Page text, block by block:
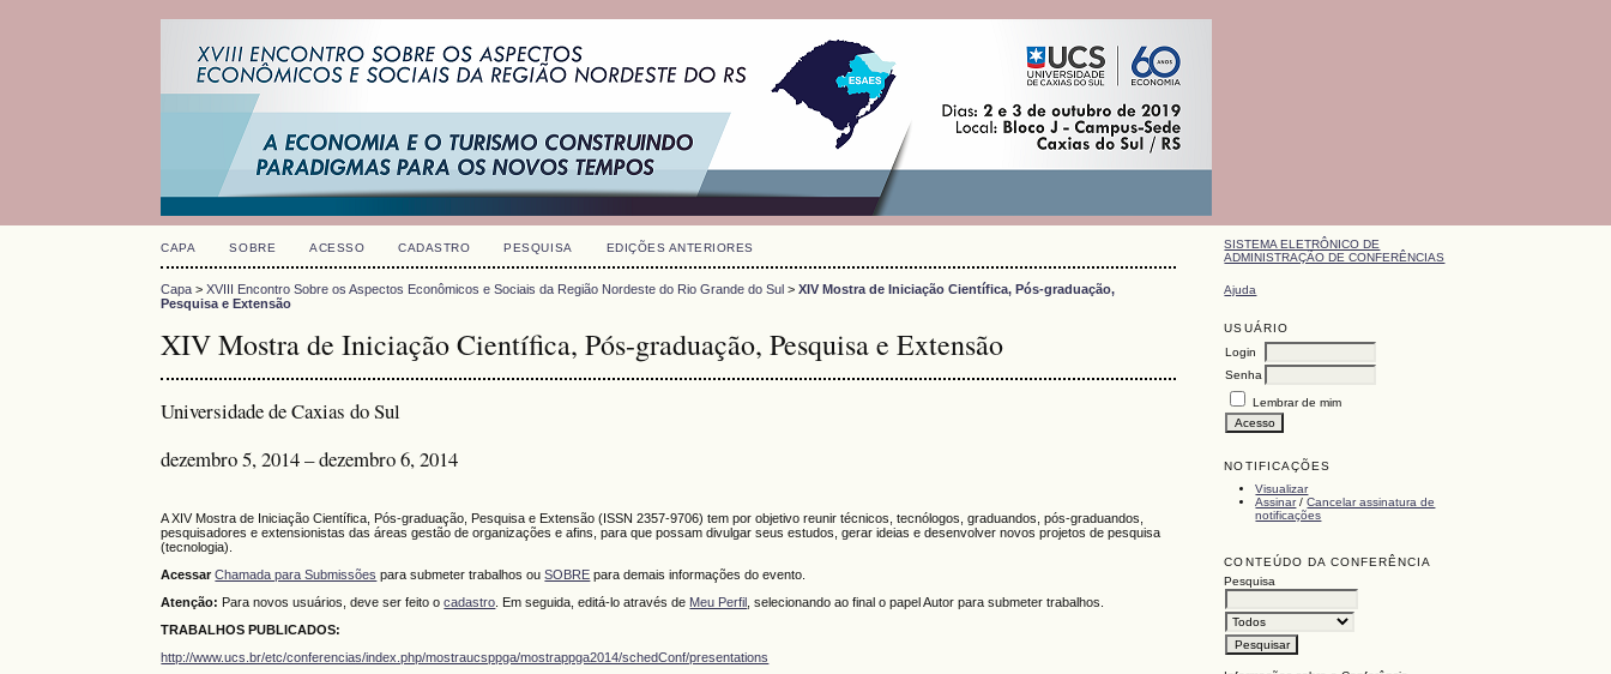
SISTEMA ELETRÔNICO DE
ADMINISTRAÇÃO DE CONFERÊNCIAS
Ajuda
USUÁRIO
Login
Senha
Lembrar de mim
NOTIFICAÇÕES
Visualizar
Assinar/Cancelar assinatura de
notificações
CONTEÚDO DA CONFERÊNCIA
Pesquisa
CAPA SOBRE ACESSO CADASTRO PESQUISA EDIÇÕES ANTERIORES
Capa >XVIII Encontro Sobre os Aspectos Econômicos e Sociais da Região Nordeste do Rio Grande do Sul >XIV Mostra de Iniciação Científica, Pós-graduação,
Pesquisa e Extensão
XIV Mostra de Iniciação Científica, Pós-graduação, Pesquisa e Extensão
Universidade de Caxias do Sul
dezembro 5, 2014 – dezembro 6, 2014
A XIV Mostra de Iniciação Científica, Pós-graduação, Pesquisa e Extensão (ISSN2357-9706) tem por objetivo reunir técnicos, tecnólogos, graduandos, pós-graduandos,
pesquisadores e extensionistas das áreas gestão de organizações e afins, para que possam divulgar seus estudos, gerar ideias e desenvolver novos projetos de pesquisa
(tecnologia).
AcessarChamada para Submissões para submeter trabalhos ouSOBRE para demais informações do evento.
Atenção: Para novos usuários, deve ser feito ocadastro . Em seguida, editá-lo através de Meu Perfil , selecionando ao final o papel Autor para submeter trabalhos.
TRABALHOS PUBLICADOS:
http://www.ucs.br/etc/conferencias/index.php/mostraucsppga/mostrappga2014/schedConf/presentations